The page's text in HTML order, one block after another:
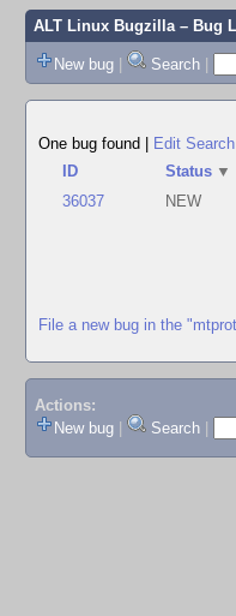
ALT Linux Bugzilla– Bug
New bug | Search |
One bug found
Edit Search
ID
Status ▼
36037
NEW
File a new bug in the
Actions:
New bug
Search